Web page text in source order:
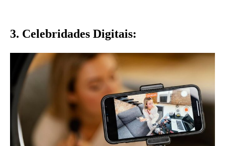
3. Celebridades Digitais: